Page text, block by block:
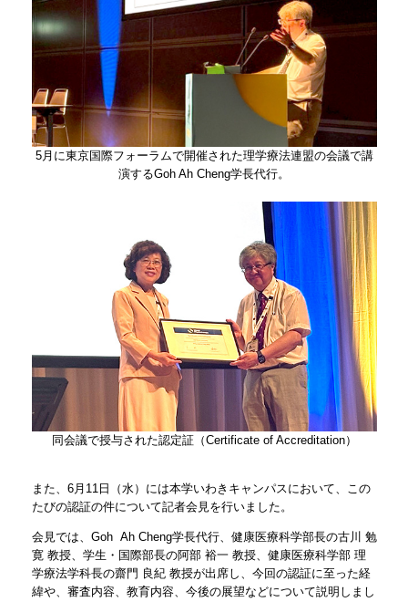
​5月に東京国際フォーラムで開催された理学療法連盟の会議で講
演するGoh Ah Cheng学長代行。
同会議で授与された認定証（Certificate of Accreditation）
また、6月11日（水）には本学いわきキャンパスにおいて、この
たびの認証の件について記者会見を行いました。
会見では、Goh Ah Cheng学長代行、健康医療科学部長の古川 勉
寛 教授、学生・国際部長の阿部 裕一 教授、健康医療科学部 理
学療法学科長の齋門 良紀 教授が出席し、今回の認証に至った経
緯や、審査内容、教育内容、今後の展望などについて説明しまし